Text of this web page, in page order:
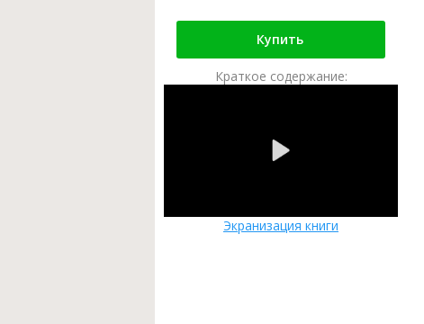
Купить
Краткое содержание:
Экранизация книги